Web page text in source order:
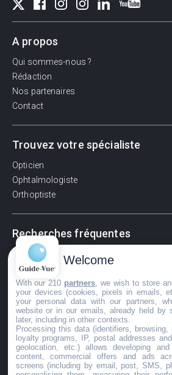
A propos
Qui sommes-nous ?
Rédaction
Nos partenaires
Contact
Trouvez votre spécialiste
Opticien
Ophtalmologiste
Orthoptiste
Recherches fréquentes
Pathologies adultes
Signes d'une urgence ophtalmologique
La vision
Acuité visuelle
Myosis / mydriase
Œdème oculaire
©GuideVue2024
Welcome
With our 210 partners , we wish to store
your devices (cookies, pixels in emails,
your personal data with our partners,
website or in our emails, already held by
later, including in other contexts.
Processing this data (identifiers, browsing,
loyalty programs, IP, postal addresses
geolocation, etc.) allows developing
content, commercial offers and ads
screens (including by email, post, SMS,